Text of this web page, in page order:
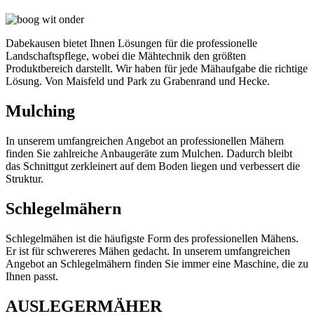
Dabekausen bietet Ihnen Lösungen für die professionelle
Landschaftspflege, wobei die Mähtechnik den größten
Produktbereich darstellt. Wir haben für jede Mähaufgabe die richtige
Lösung. Von Maisfeld und Park zu Grabenrand und Hecke.
Mulching
In unserem umfangreichen Angebot an professionellen Mähern
finden Sie zahlreiche Anbaugeräte zum Mulchen. Dadurch bleibt
das Schnittgut zerkleinert auf dem Boden liegen und verbessert die
Struktur.
Schlegelmähern
Schlegelmähen ist die häufigste Form des professionellen Mähens.
Er ist für schwereres Mähen gedacht. In unserem umfangreichen
Angebot an Schlegelmähern finden Sie immer eine Maschine, die zu
Ihnen passt.
AUSLEGERMÄHER